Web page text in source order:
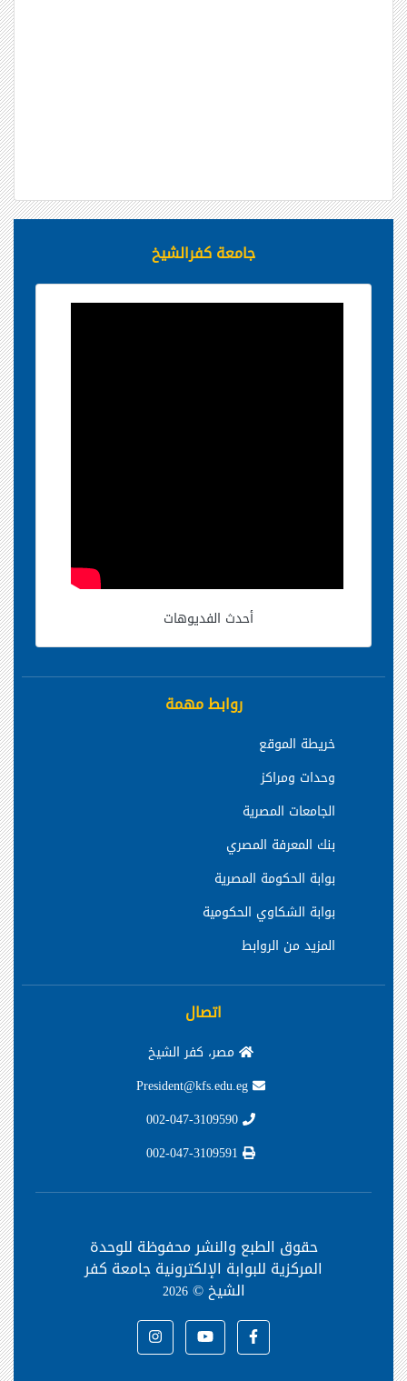
جامعة كفرالشيخ
أحدث الفديوهات
روابط مهمة
خريطة الموقع
وحدات ومراكز
الجامعات المصرية
بنك المعرفة المصري
بوابة الحكومة المصرية
بوابة الشكاوي الحكومية
المزيد من الروابط
اتصال
مصر، كفر الشيخ
حقوق الطبع والنشر محفوظة للوحدة
المركزية للبوابة الإلكترونية جامعة كفر
الشيخ ©2026